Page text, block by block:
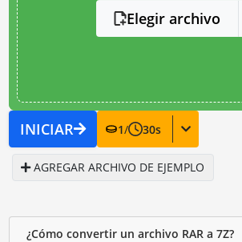
Elegir archivo
INICIAR 1/ 30s
AGREGAR ARCHIVO DE EJEMPLO
¿Cómo convertir un archivo RAR a 7Z?